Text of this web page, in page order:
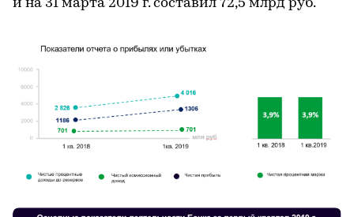
и на 31 марта 2019 г. составил 72,5 млрд руб.